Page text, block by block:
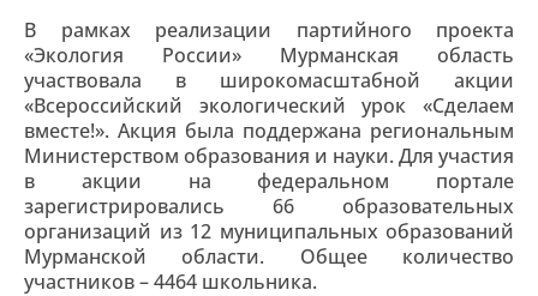
В рамках реализации партийного проекта
«Экология России» Мурманская область
участвовала в широкомасштабной акции
«Всероссийский экологический урок «Сделаем
вместе!». Акция была поддержана региональным
Министерством образования и науки. Для участия
в акции на федеральном портале
зарегистрировались 66 образовательных
организаций из 12 муниципальных образований
Мурманской области. Общее количество
участников – 4464 школьника.